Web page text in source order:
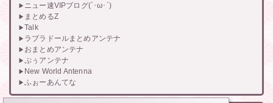
ニュー速VIPブログ(`･ω･´)
まとめるZ
Talk
ラブラドールまとめアンテナ
おまとめアンテナ
ぷぅアンテナ
New World Antenna
ふぉーあんてな